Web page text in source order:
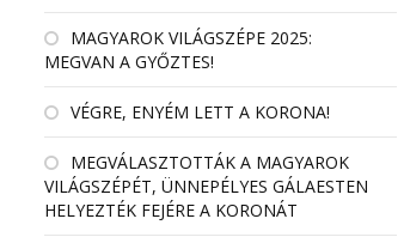
MAGYAROK VILÁGSZÉPE 2025:
MEGVAN A GYŐZTES!
VÉGRE, ENYÉM LETT A KORONA!
MEGVÁLASZTOTTÁK A MAGYAROK
VILÁGSZÉPÉT, ÜNNEPÉLYES GÁLAESTEN
HELYEZTÉK FEJÉRE A KORONÁT